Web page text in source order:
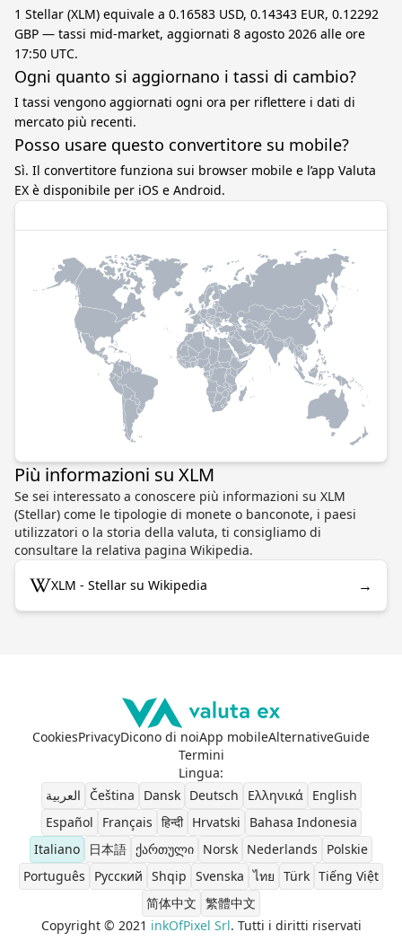
1 Stellar (XLM) equivale a 0.16583 USD, 0.14343 EUR, 0.12292
GBP — tassi mid-market, aggiornati 8 agosto 2026 alle ore
17:50 UTC.
Ogni quanto si aggiornano i tassi di cambio?
I tassi vengono aggiornati ogni ora per riflettere i dati di
mercato più recenti.
Posso usare questo convertitore su mobile?
Sì. Il convertitore funziona sui browser mobile e l’app Valuta
EX è disponibile per iOS e Android.
Più informazioni su XLM
Se sei interessato a conoscere più informazioni su XLM
(Stellar) come le tipologie di monete o banconote, i paesi
utilizzatori o la storia della valuta, ti consigliamo di
consultare la relativa pagina Wikipedia.
XLM - Stellar su Wikipedia →
CookiesPrivacyDicono di noiApp mobileAlternativeGuide
Termini
Lingua:
العربية
Čeština Dansk Deutsch Ελληνικά
English
Español
Français हिन्दी Hrvatski
Bahasa Indonesia
Italiano
日本語 ქართული Norsk Nederlands
Polskie
Português
Pусский Shqip Svenska ไทย Türk Tiếng Việt
简体中文 繁體中文
Copyright © 2021 inkOfPixel Srl. Tutti i diritti riservati